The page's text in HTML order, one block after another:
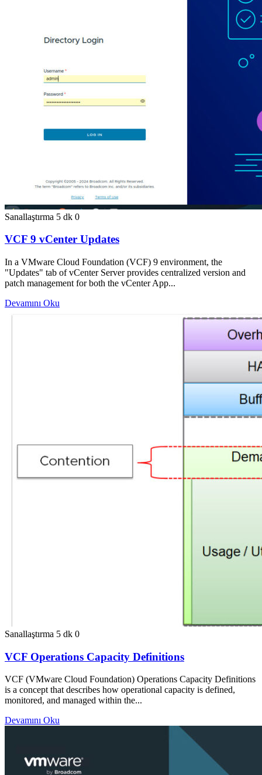
Sanallaştırma 5 dk 0
VCF 9 vCenter Updates
In a VMware Cloud Foundation (VCF) 9 environment, the
"Updates" tab of vCenter Server provides centralized version and
patch management for both the vCenter App...
Devamını Oku
Sanallaştırma 5 dk 0
VCF Operations Capacity Definitions
VCF (VMware Cloud Foundation) Operations Capacity Definitions
is a concept that describes how operational capacity is defined,
monitored, and managed within the...
Devamını Oku